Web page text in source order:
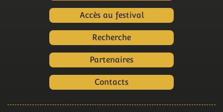
Accès au festival
Recherche
Partenaires
Contacts